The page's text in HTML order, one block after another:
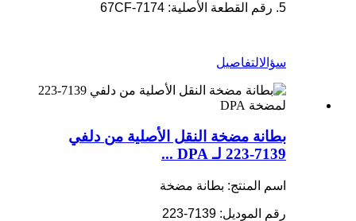
5. رقم القطعة الأصلية: 7174-67CF
سؤالالتفاصيل
بطانة مضخة النقل الأصلية من دلفي
7139-223 لـ DPA ...
اسم المنتج: بطانة مضخة
رقم الموديل: 7139-223